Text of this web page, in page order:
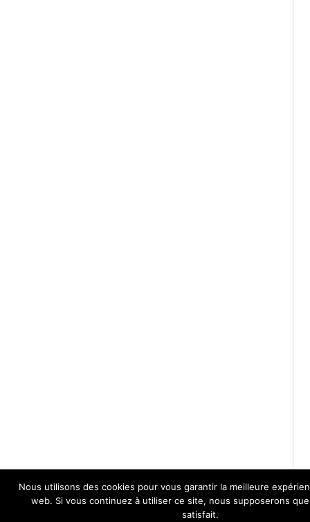
Nous utilisons des cookies pour vous garantir la meilleure
web. Si vous continuez à utiliser ce site, nous supposerons
satisfait.